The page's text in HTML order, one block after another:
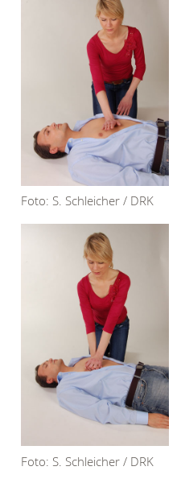
Foto: S. Schleicher / DRK
Foto: S. Schleicher / DRK